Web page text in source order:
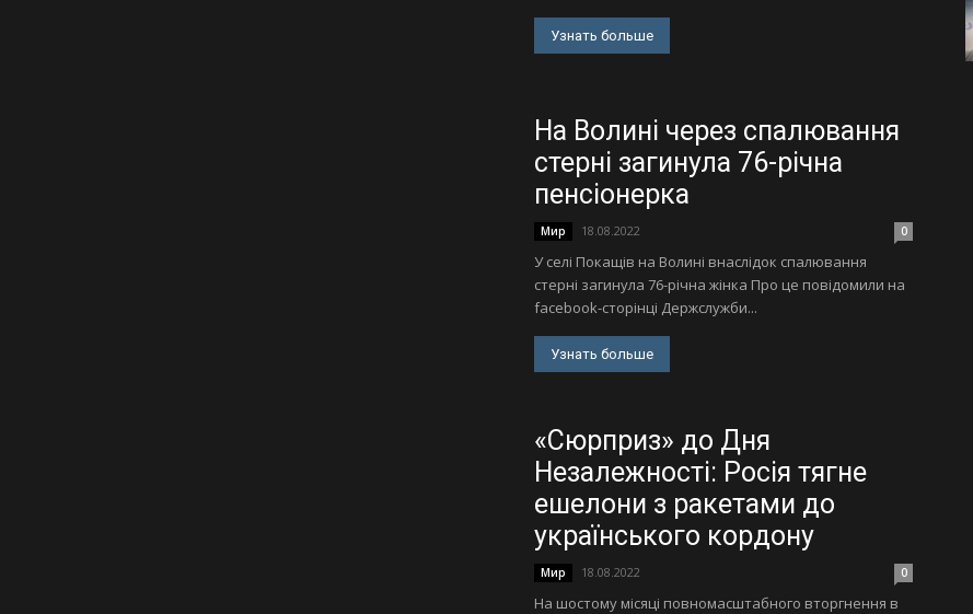
Узнать больше
На Волині через спалювання
стерні загинула 76-річна
пенсіонерка
Мир 18.08.2022 0
У селі Покащів на Волині внаслідок спалювання
стерні загинула 76-річна жінка Про це повідомили на
facebook-сторінці Держслужби...
Узнать больше
«Сюрприз» до Дня
Незалежності: Росія тягне
ешелони з ракетами до
українського кордону
Мир 18.08.2022 0
На шостому місяці повномасштабного вторгнення в